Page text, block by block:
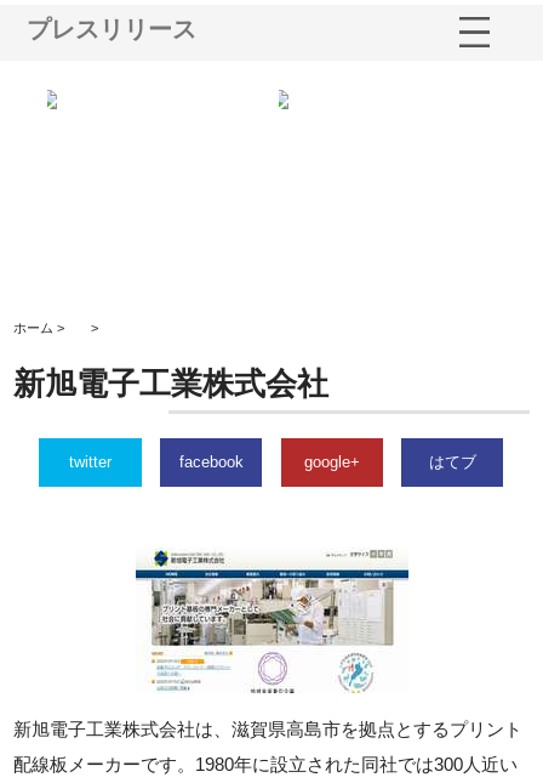
プレスリリース
ホーム > >
新旭電子工業株式会社
twitter facebook google+ はてブ
新旭電子工業株式会社は、滋賀県高島市を拠点とするプリント
配線板メーカーです。1980年に設立された同社では300人近い